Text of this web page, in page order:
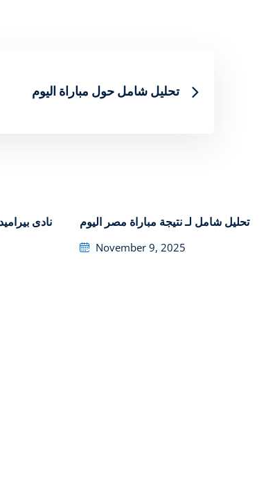
تحليل شامل حول مباراة اليوم
تحليل شامل لـ نتيجة مباراة مصر اليوم
Posted
November 9, 2025